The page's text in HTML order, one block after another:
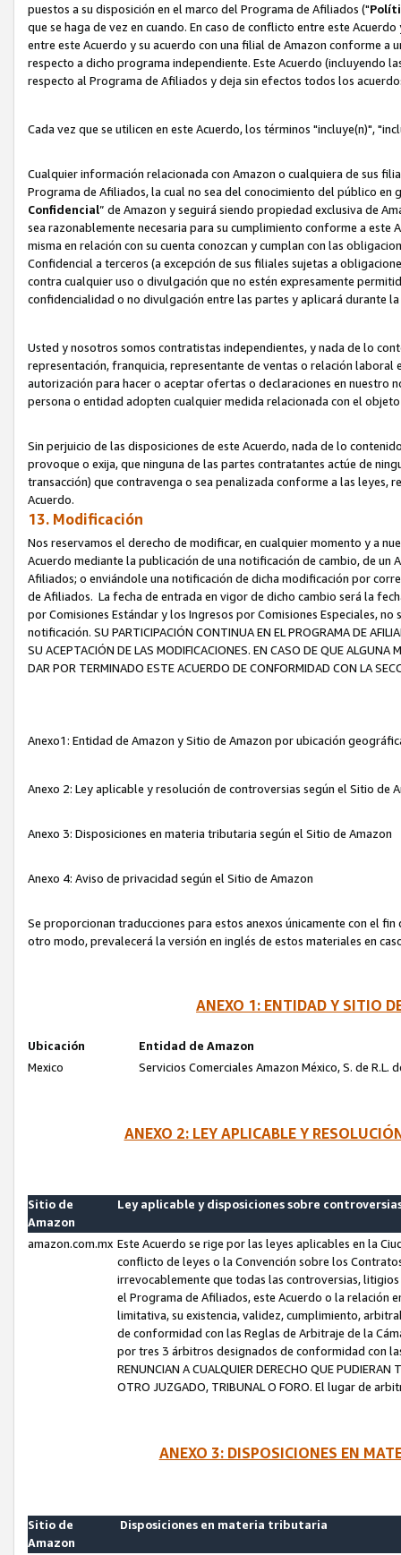
puestos a su disposición en el marco del Programa de Afiliados ("
que se haga de vez en cuando. En caso de conflicto entre este
entre este Acuerdo y su acuerdo con una filial de Amazon conforme
respecto a dicho programa independiente. Este Acuerdo (incluyendo
respecto al Programa de Afiliados y deja sin efectos todos los
Cada vez que se utilicen en este Acuerdo, los términos "incluye(n)",
Cualquier información relacionada con Amazon o cualquiera de sus
Programa de Afiliados, la cual no sea del conocimiento del público
Confidencial” de Amazon y seguirá siendo propiedad exclusiva de
sea razonablemente necesaria para su cumplimiento conforme a
misma en relación con su cuenta conozcan y cumplan con las
Confidencial a terceros (a excepción de sus filiales sujetas a
contra cualquier uso o divulgación que no estén expresamente
confidencialidad o no divulgación entre las partes y aplicará durante
Usted y nosotros somos contratistas independientes, y nada de lo
representación, franquicia, representante de ventas o relación
autorización para hacer o aceptar ofertas o declaraciones en nuestro
persona o entidad adopten cualquier medida relacionada con el
Sin perjuicio de las disposiciones de este Acuerdo, nada de lo
provoque o exija, que ninguna de las partes contratantes actúe de
transacción) que contravenga o sea penalizada conforme a las leyes,
Acuerdo.
13. Modificación
Nos reservamos el derecho de modificar, en cualquier momento y a
Acuerdo mediante la publicación de una notificación de cambio, de
Afiliados; o enviándole una notificación de dicha modificación por
de Afiliados. La fecha de entrada en vigor de dicho cambio será la
por Comisiones Estándar y los Ingresos por Comisiones Especiales,
notificación. SU PARTICIPACIÓN CONTINUA EN EL PROGRAMA DE
SU ACEPTACIÓN DE LAS MODIFICACIONES. EN CASO DE QUE ALGUNA
DAR POR TERMINADO ESTE ACUERDO DE CONFORMIDAD CON LA
Anexo1: Entidad de Amazon y Sitio de Amazon por ubicación
Anexo 2: Ley aplicable y resolución de controversias según el Sitio de
Anexo 3: Disposiciones en materia tributaria según el Sitio de Amazon
Anexo 4: Aviso de privacidad según el Sitio de Amazon
Se proporcionan traducciones para estos anexos únicamente con el
otro modo, prevalecerá la versión en inglés de estos materiales en
ANEXO 1: ENTIDAD Y SITIO
Ubicación
Entidad de Amazon
Mexico
Servicios Comerciales Amazon México, S. de R.L.
ANEXO 2: LEY APLICABLE Y
Sitio de
Amazon
Ley aplicable y disposiciones sobre
amazon.com.mx Este Acuerdo se rige por las leyes aplicables en la
conflicto de leyes o la Convención sobre los
irrevocablemente que todas las controversias,
el Programa de Afiliados, este Acuerdo o la relación
limitativa, su existencia, validez, cumplimiento,
de conformidad con las Reglas de Arbitraje de la
por tres 3 árbitros designados de conformidad con las
RENUNCIAN A CUALQUIER DERECHO QUE
OTRO JUZGADO, TRIBUNAL O FORO. El lugar de
ANEXO 3: DISPOSICIONES EN
Sitio de
Amazon
Disposiciones en materia tributaria